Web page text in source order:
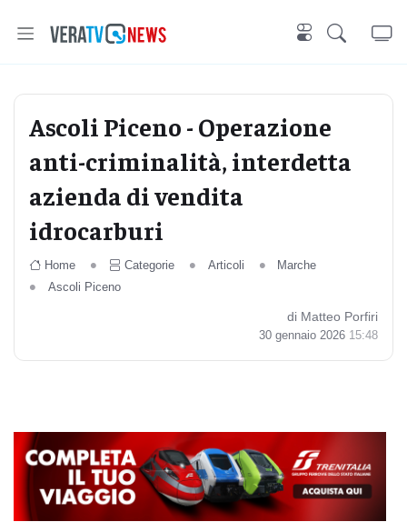
Ascoli Piceno - Operazione
anti-criminalità, interdetta
azienda di vendita
idrocarburi
Home Categorie Articoli
Marche
Ascoli Piceno
di Matteo Porfiri
30 gennaio 2026 15:48